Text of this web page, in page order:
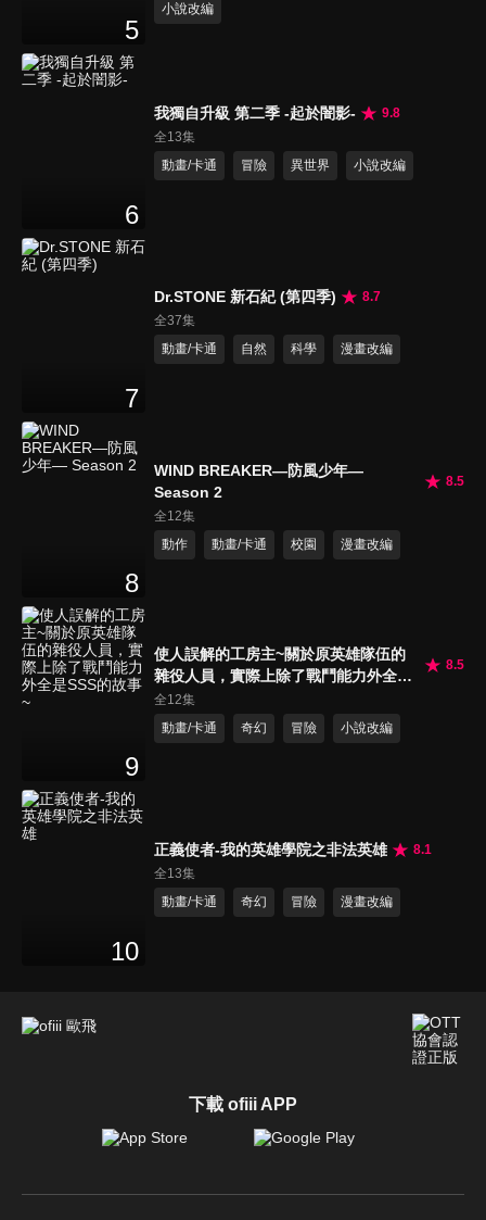
5
小說改編
6
我獨自升級 第二季 -起於闇影-
9.8
全13集
動畫/卡通
冒險 異世界 小說改編
7
Dr.STONE 新石紀 (第四季)
8.7
全37集
動畫/卡通
自然 科學 漫畫改編
8
WIND BREAKER—防風少年—
Season 2
8.5
全12集
動作
動畫/卡通 校園 漫畫改編
9
使人誤解的工房主~關於原英雄隊伍的
雜役人員，實際上除了戰鬥能力外全是
SSS的故事~
8.5
全12集
動畫/卡通
奇幻 冒險 小說改編
10
正義使者-我的英雄學院之非法英雄
8.1
全13集
動畫/卡通
奇幻 冒險 漫畫改編
下載 ofiii APP